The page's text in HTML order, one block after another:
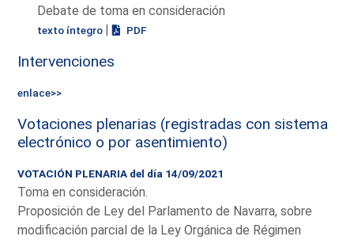
Debate de toma en consideración
texto íntegro | PDF
Intervenciones
enlace>>
Votaciones plenarias (registradas con sistema
electrónico o por asentimiento)
VOTACIÓN PLENARIA del día 14/09/2021
Toma en consideración.
Proposición de Ley del Parlamento de Navarra, sobre
modificación parcial de la Ley Orgánica de Régimen